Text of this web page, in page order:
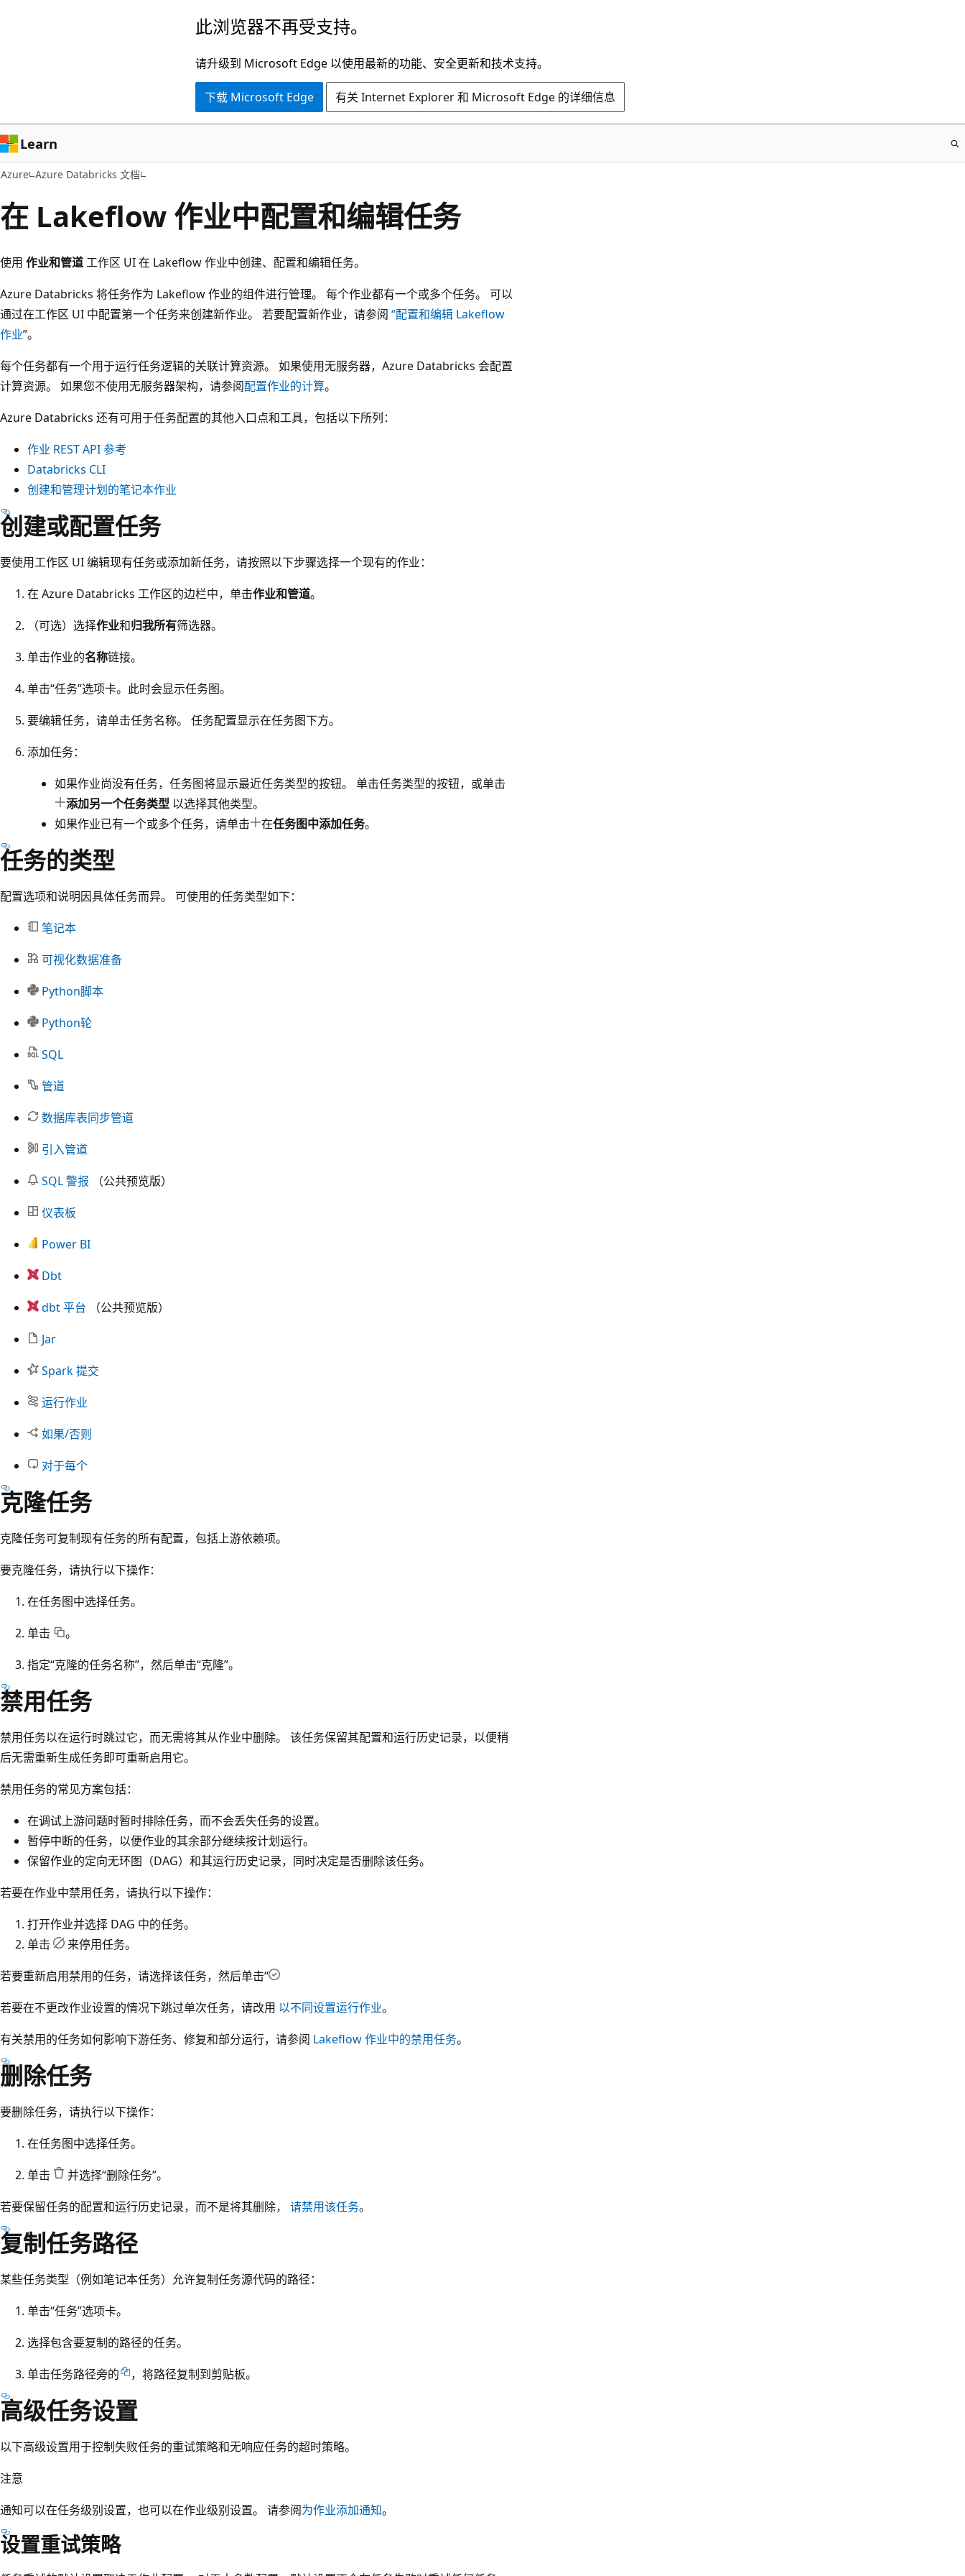
容
此浏览器不再受支持。
请升级到 Microsoft Edge 以使用最新的功能、安全更新和技术支持。
下载 Microsoft Edge 有关 Internet Explorer 和 Microsoft Edge 的详细信息
Learn
Azure Azure Databricks 文档
在 Lakeflow 作业中配置和编辑任务
使用 作业和管道工作区 UI 在 Lakeflow 作业中创建、配置和编辑任务。
Azure Databricks 将任务作为 Lakeflow 作业的组件进行管理。 每个作业都有一个或多个任务。 可以
通过在工作区 UI 中配置第一个任务来创建新作业。 若要配置新作业，请参阅 “配置和编辑 Lakeflow
作业”。
每个任务都有一个用于运行任务逻辑的关联计算资源。 如果使用无服务器，Azure Databricks 会配置
计算资源。 如果您不使用无服务器架构，请参阅配置作业的计算。
Azure Databricks 还有可用于任务配置的其他入口点和工具，包括以下所列：
作业 REST API 参考
Databricks CLI
创建和管理计划的笔记本作业
创建或配置任务
要使用工作区 UI 编辑现有任务或添加新任务，请按照以下步骤选择一个现有的作业：
在 Azure Databricks 工作区的边栏中，单击作业和管道。
（可选）选择作业和归我所有筛选器。
单击作业的名称链接。
单击“任务”选项卡。此时会显示任务图。
要编辑任务，请单击任务名称。 任务配置显示在任务图下方。
添加任务：
如果作业尚没有任务，任务图将显示最近任务类型的按钮。 单击任务类型的按钮，或单击
添加另一个任务类型 以选择其他类型。
如果作业已有一个或多个任务，请单击
在任务图中添加任务。
任务的类型
配置选项和说明因具体任务而异。 可使用的任务类型如下：
笔记本
可视化数据准备
Python脚本
Python轮
SQL
管道
数据库表同步管道
引入管道
SQL 警报 （公共预览版）
仪表板
Power BI
Dbt
dbt 平台 （公共预览版）
Jar
Spark 提交
运行作业
如果/否则
对于每个
克隆任务
克隆任务可复制现有任务的所有配置，包括上游依赖项。
要克隆任务，请执行以下操作：
在任务图中选择任务。
单击
。
指定“克隆的任务名称”，然后单击“克隆”。
禁用任务
禁用任务以在运行时跳过它，而无需将其从作业中删除。 该任务保留其配置和运行历史记录，以便稍
后无需重新生成任务即可重新启用它。
禁用任务的常见方案包括：
在调试上游问题时暂时排除任务，而不会丢失任务的设置。
暂停中断的任务，以便作业的其余部分继续按计划运行。
保留作业的定向无环图（DAG）和其运行历史记录，同时决定是否删除该任务。
若要在作业中禁用任务，请执行以下操作：
打开作业并选择 DAG 中的任务。
单击
来停用任务。
若要重新启用禁用的任务，请选择该任务，然后单击“
若要在不更改作业设置的情况下跳过单次任务，请改用 以不同设置运行作业。
有关禁用的任务如何影响下游任务、修复和部分运行，请参阅 Lakeflow 作业中的禁用任务。
删除任务
要删除任务，请执行以下操作：
在任务图中选择任务。
单击
并选择“删除任务”。
若要保留任务的配置和运行历史记录，而不是将其删除， 请禁用该任务。
复制任务路径
某些任务类型（例如笔记本任务）允许复制任务源代码的路径：
单击“任务”选项卡。
选择包含要复制的路径的任务。
单击任务路径旁的
，将路径复制到剪贴板。
高级任务设置
以下高级设置用于控制失败任务的重试策略和无响应任务的超时策略。
注意
通知可以在任务级别设置，也可以在作业级别设置。 请参阅为作业添加通知。
设置重试策略